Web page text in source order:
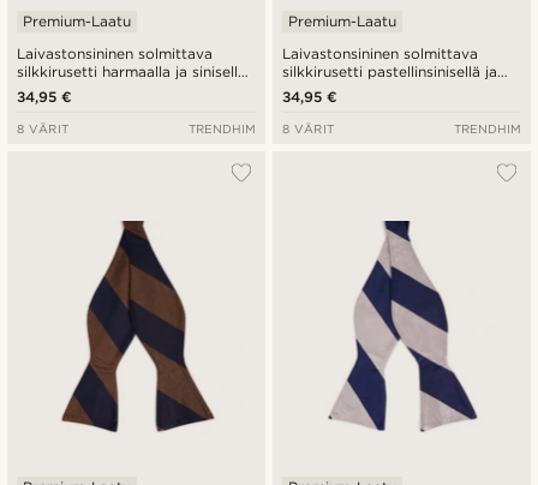
Laivastonsininen solmittava
silkkirusetti harmaalla ja sinisellä
raidalla
Premium-Laatu
34,95 €
8 VÄRIT TRENDHIM
Laivastonsininen solmittava
silkkirusetti pastellinsinisellä ja
punaisella raidalla
Premium-Laatu
34,95 €
8 VÄRIT TRENDHIM